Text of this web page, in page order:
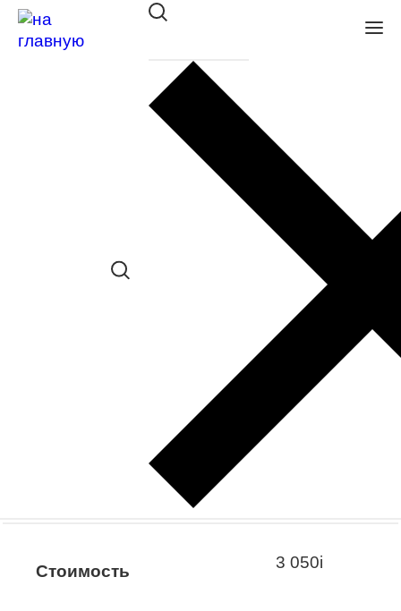
Оправа CONTINENTAL P11113
в наличии (Больше 5 шт.) *наличие
товара в конкретном салоне
необходимо уточнять отдельно
Заказать примерку
Закажите понравившуюся модель
в ближайший салон “Оптик-Экспресс”.
*Доступно для Республики
Стоимость 3 050i